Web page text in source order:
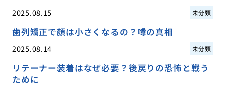
2025.08.15 未分類
歯列矯正で顔は小さくなるの？噂の真相
2025.08.14 未分類
リテーナー装着はなぜ必要？後戻りの恐怖と戦う
ために